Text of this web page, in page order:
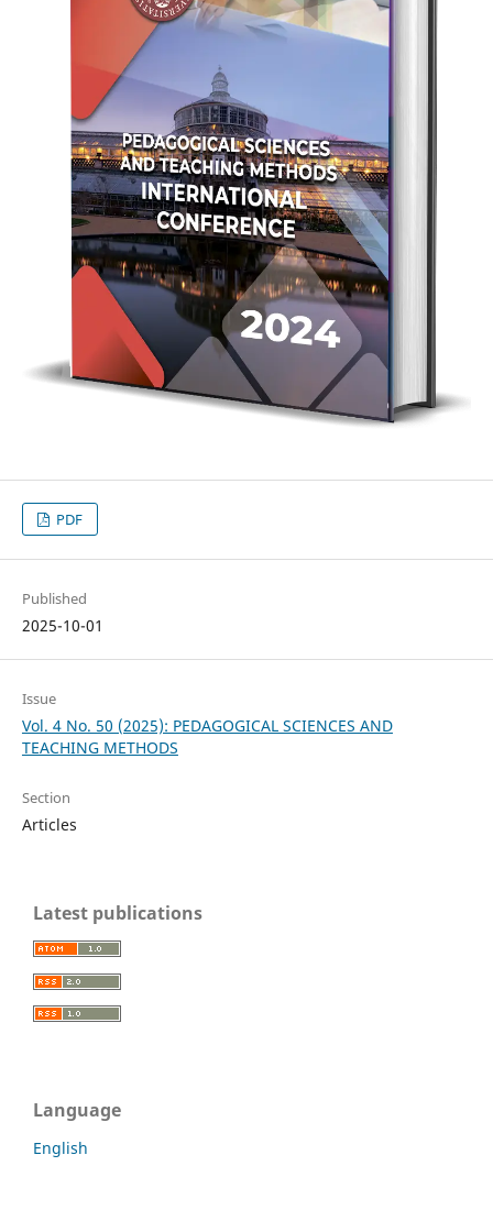
PDF
Published
2025-10-01
Issue
Vol. 4 No. 50 (2025): PEDAGOGICAL SCIENCES AND
TEACHING METHODS
Section
Articles
Latest publications
Language
English